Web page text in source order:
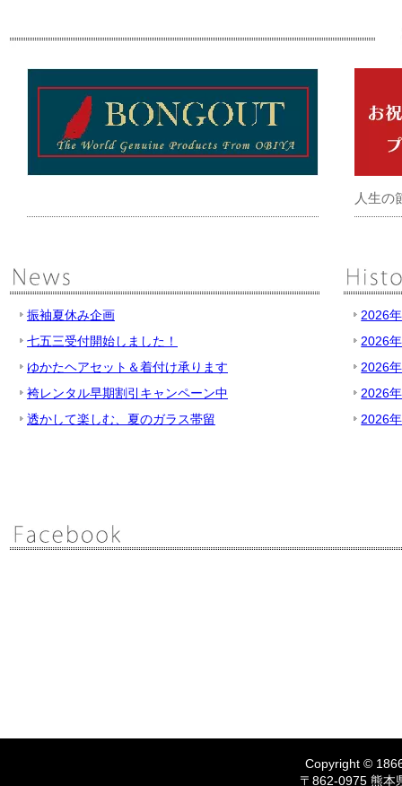
人生の
振袖夏休み企画
七五三受付開始しました！
ゆかたヘアセット＆着付け承ります
袴レンタル早期割引キャンペーン中
透かして楽しむ、夏のガラス帯留
2026
2026
2026
2026
2026
Copyright ©
〒862-0975 熊本